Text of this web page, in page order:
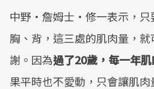
中野・詹姆士・修一表示，只
胸、背，這三處的肌肉量，
謝。因為過了20歲，每一年
果平時也不愛動，只會讓肌